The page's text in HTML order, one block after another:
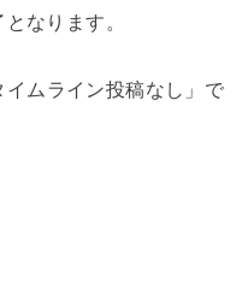
なります。
イムライン投稿なし」で